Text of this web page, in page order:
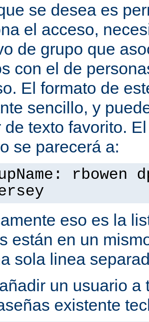
se desea es
el acceso,
de grupo que
con el de
El formato de
sencillo, y
de texto favorito.
se parecerá a:
rbowen
eso es la
están en un
sola linea
un usuario a
existente